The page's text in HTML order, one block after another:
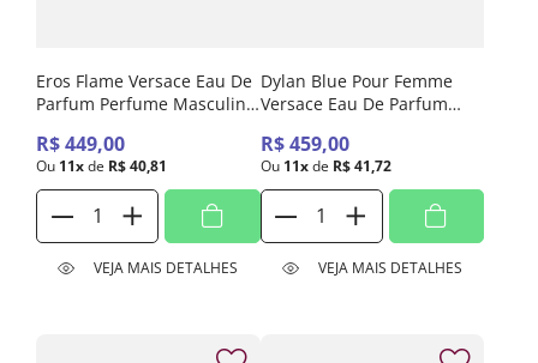
Eros Flame Versace Eau De
Parfum Perfume Masculino
R$449,00
Ou 11xde R$40,81
VEJA MAIS DETALHES
Dylan Blue Pour Femme
Versace Eau De Parfum
R$ 459,00
Ou 11x de R$ 41,72
VEJA MAIS DETALHES